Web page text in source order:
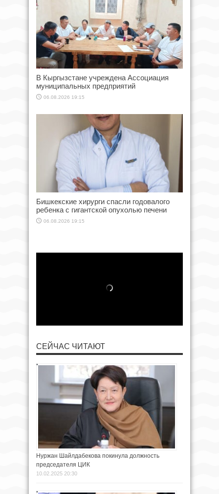
В Кыргызстане учреждена Ассоциация
муниципальных предприятий
06.08.2026 19:15
Бишкекские хирурги спасли годовалого
ребенка с гигантской опухолью печени
06.08.2026 19:15
СЕЙЧАС ЧИТАЮТ
Нуржан Шайлдабекова покинула должность
председателя ЦИК
10.02.2025 20:30